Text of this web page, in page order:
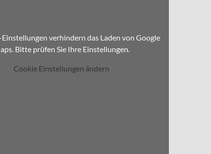
verhindern das Laden von Google
Bitte prüfen Sie Ihre Einstellungen.
Cookie Einstellungen ändern